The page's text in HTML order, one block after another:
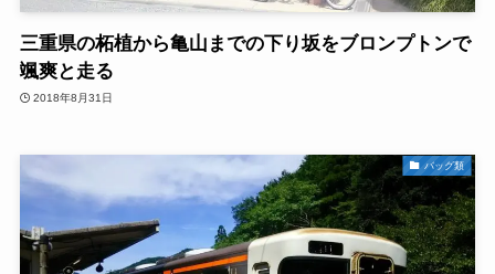
三重県の柘植から亀山までの下り坂をブロンプトンで
颯爽と走る
2018年8月31日
バッグ類